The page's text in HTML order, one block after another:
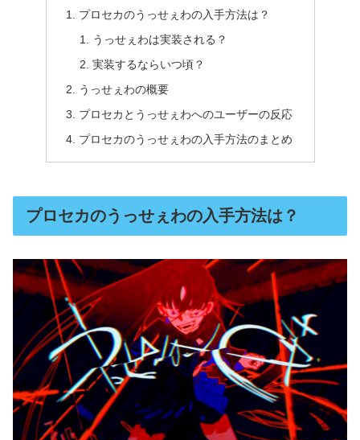
プロセカのうっせぇわの入手方法は？
うっせぇわは実装される？
実装するならいつ頃？
うっせぇわの概要
プロセカとうっせぇわへのユーザーの反応
プロセカのうっせぇわの入手方法のまとめ
プロセカのうっせぇわの入手方法は？